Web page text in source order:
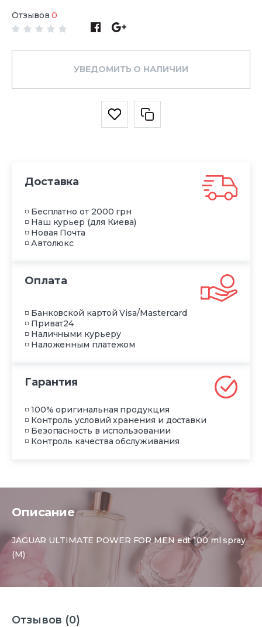
Отзывов 0
УВЕДОМИТЬ О НАЛИЧИИ
Доставка
◽ Бесплатно от 2000 грн
◽ Наш курьер (для Киева)
◽ Новая Почта
◽ Автолюкс
Оплата
◽ Банковской картой Visa/Mastercard
◽ Приват24
◽ Наличными курьеру
◽ Наложенным платежом
Гарантия
◽ 100% оригинальная продукция
◽ Контроль условий хранения и доставки
◽ Безопасность в использовании
◽ Контроль качества обслуживания
Описание
JAGUAR ULTIMATE POWER FOR MEN edt 100 ml spray
(M)
Отзывов (0)